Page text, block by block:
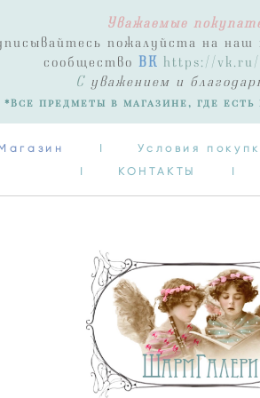
Уважаемые
пожалуйста на наш
сообщество ВК https://
Суважением и
*Все предметы в магазине, где
I Условия
I
КОНТАКТЫ I
Условия
I
КОНТАКТЫ I